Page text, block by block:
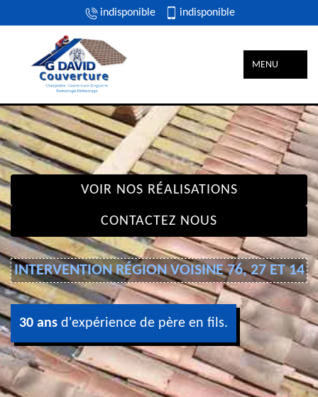
indisponible indisponible
MENU
VOIR NOS RÉALISATIONS
CONTACTEZ NOUS
INTERVENTION RÉGION VOISINE 76, 27 ET 14
30 ans d'expérience de père en fils.